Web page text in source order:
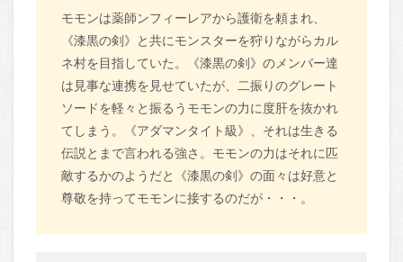
モモンは薬師ンフィーレアから護衛を頼まれ、
《漆黒の剣》と共にモンスターを狩りながらカル
ネ村を目指していた。《漆黒の剣》のメンバー達
は見事な連携を見せていたが、二振りのグレート
ソードを軽々と振るうモモンの力に度肝を抜かれ
てしまう。《アダマンタイト級》、それは生きる
伝説とまで言われる強さ。モモンの力はそれに匹
敵するかのようだと《漆黒の剣》の面々は好意と
尊敬を持ってモモンに接するのだが・・・。